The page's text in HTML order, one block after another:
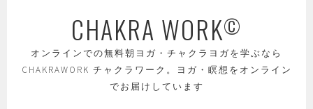
CHAKRA WORK©
オンラインでの無料朝ヨガ・チャクラヨガを学ぶなら
CHAKRAWORK チャクラワーク。ヨガ・瞑想をオンライン
でお届けしています